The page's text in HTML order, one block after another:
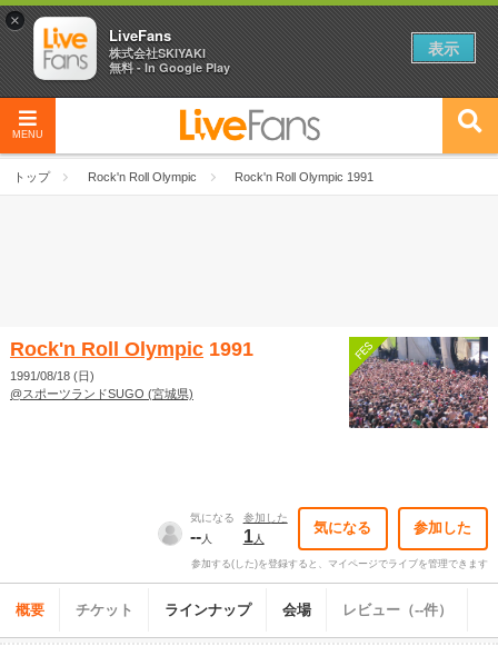
MENU
トップ Rock'n Roll Olympic Rock'n Roll Olympic 1991
Rock'n Roll Olympic 1991
1991/08/18 (日)
@スポーツランドSUGO (宮城県)
気になる
--人
参加した
1人
気になる 参加した
参加する(した)を登録すると、マイページでライブを管理できます
概要 チケット ラインナップ 会場 レビュー（--件）
×
LiveFans
株式会社SKIYAKI
無料 - In Google Play
表示